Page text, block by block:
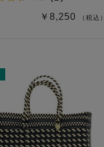
￥8,250 （税込）